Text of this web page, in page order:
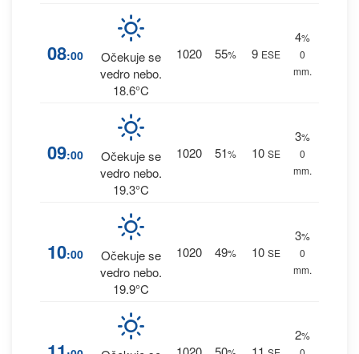
08:00
Očekuje se
vedro nebo.
18.6°C
1020 55% 9 ESE
4%
0
mm.
09:00
Očekuje se
vedro nebo.
19.3°C
1020 51% 10 SE
3%
0
mm.
10:00
Očekuje se
vedro nebo.
19.9°C
1020 49% 10 SE
3%
0
mm.
2%